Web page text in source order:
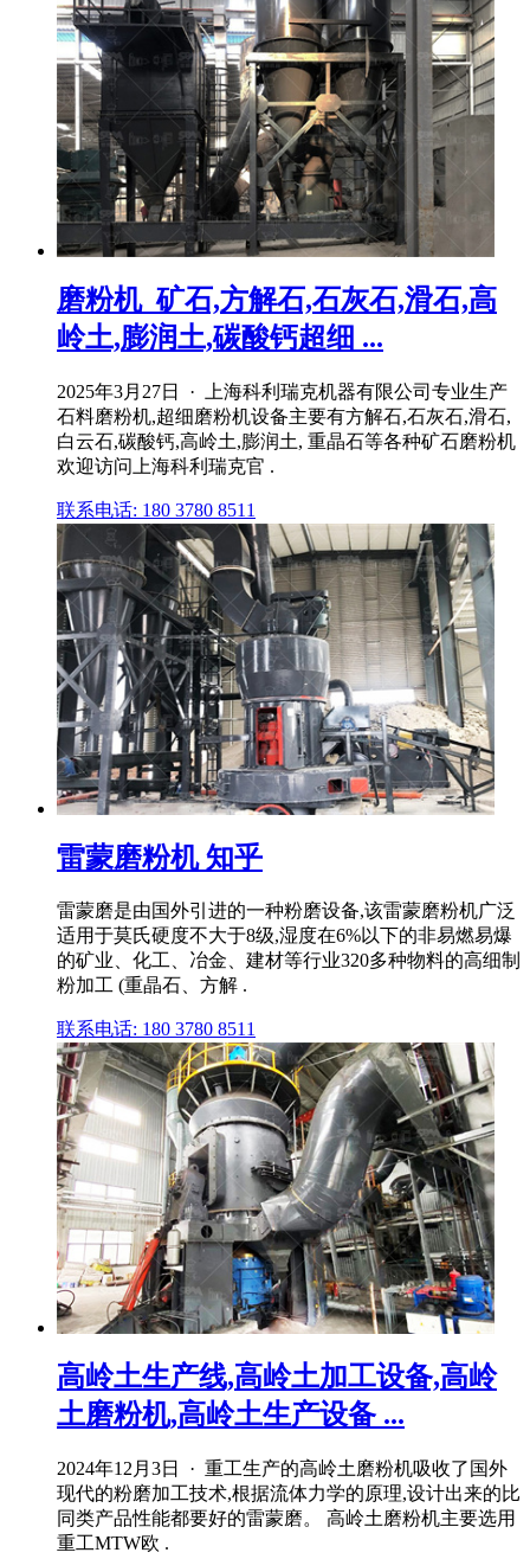
磨粉机_矿石,方解石,石灰石,滑石,高
岭土,膨润土,碳酸钙超细 ...
2025年3月27日 · 上海科利瑞克机器有限公司专业生产
石料磨粉机,超细磨粉机设备主要有方解石,石灰石,滑石,
白云石,碳酸钙,高岭土,膨润土, 重晶石等各种矿石磨粉机
欢迎访问上海科利瑞克官 .
联系电话: 180 3780 8511
雷蒙磨粉机 知乎
雷蒙磨是由国外引进的一种粉磨设备,该雷蒙磨粉机广泛
适用于莫氏硬度不大于8级,湿度在6%以下的非易燃易爆
的矿业、化工、冶金、建材等行业320多种物料的高细制
粉加工 (重晶石、方解 .
联系电话: 180 3780 8511
高岭土生产线,高岭土加工设备,高岭
土磨粉机,高岭土生产设备 ...
2024年12月3日 · 重工生产的高岭土磨粉机吸收了国外
现代的粉磨加工技术,根据流体力学的原理,设计出来的比
同类产品性能都要好的雷蒙磨。 高岭土磨粉机主要选用
重工MTW欧 .